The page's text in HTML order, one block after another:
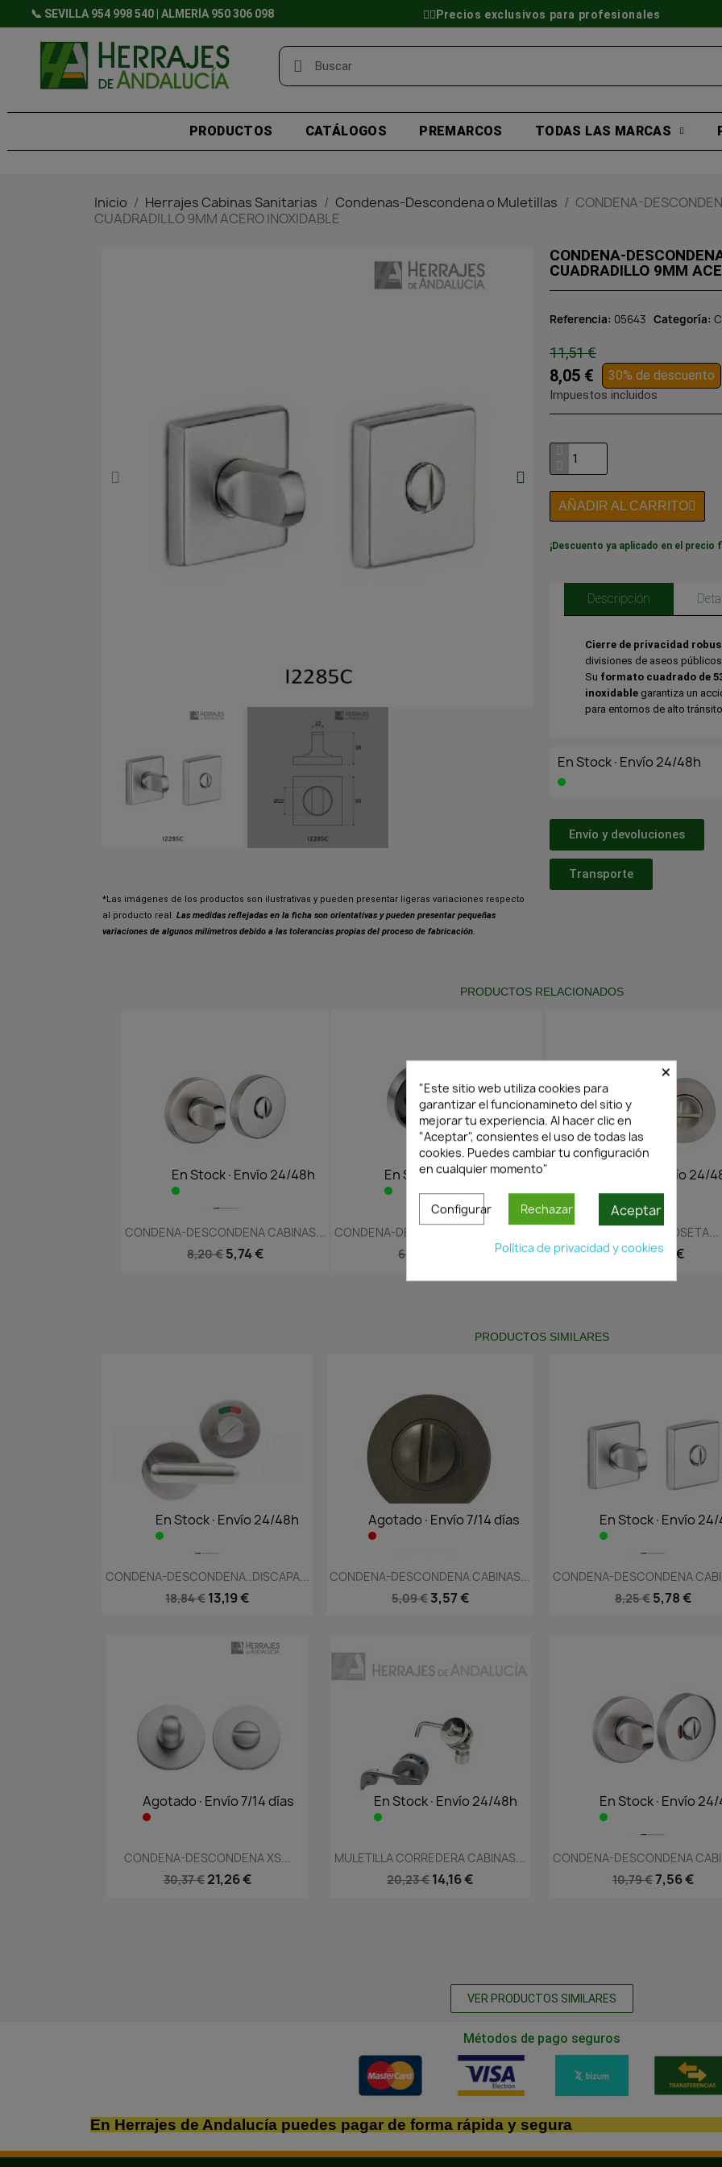
📞 SEVILLA 954 998 540 | ALMERÍA 950 306 098 👷‍♂️Precios exclusivos para profesionales
PRODUCTOS CATÁLOGOS PREMARCOS TODAS LAS MARCAS
Inicio Herrajes Cabinas Sanitarias Condenas-Descondena o Muletillas
CONDENA-
CUADRADILLO 9MM ACERO INOXIDABLE
*Las imágenes de los productos son ilustrativas y pueden presentar ligeras variaciones respecto
al producto real. Las medidas reflejadas en la ficha son orientativas y pueden presentar pequeñas
variaciones de algunos milímetros debido a las tolerancias propias del proceso de fabricación.
CONDENA-
CUADRADILLO 9MM
Referencia 05643 Categoría
11,51 €
8,05 € 30% de descuento
Impuestos incluidos
AÑADIR AL CARRITO
¡Descuento ya aplicado en el precio
Descripción
Cierre de privacidad
divisiones de aseos
Su formato cuadrado de
inoxidablegarantiza un
para entornos de alto
En Stock·Envío 24/48h
Envío y devoluciones
Transporte
PRODUCTOS RELACIONADOS
En Stock·Envío 24/48h
Vista rápida
CONDENA-DESCONDENA CABINAS...
8,20 € 5,74 €
En Stock·Envío 24/48h
 Vista rápida
CONDENA-DESCONDENA PUERTAS...
6,39 €
En Stock·Envío 24/
Vista rápida
MULETILLA CON ROSETA...
4,14 €2,90 €
PRODUCTOS SIMILARES
En Stock·Envío 24/48h
Vista rápida
CONDENA-DESCONDENA..DISCAPA...
18,84 € 13,19 €
Agotado·Envío 7/14 días
Vista rápida
CONDENA-DESCONDENA CABINAS...
5,09 € 3,57 €
En Stock·Envío
Vista rápida
CONDENA-DESCONDENA
8,25 € 5,78 €
Agotado·Envío 7/14 días
Vista rápida
CONDENA-DESCONDENA XS...
30,37 € 21,26 €
En Stock·Envío 24/48h
Vista rápida
MULETILLA CORREDERA CABINAS...
20,23 € 14,16 €
En Stock·Envío
Vista rápida
CONDENA-DESCONDENA
10,79 €7,56 €
VER PRODUCTOS SIMILARES
Métodos de pago seguros
En Herrajes de Andalucía puedes pagar de forma rápida y segura
×
"Este sitio web utiliza cookies para
garantizar el funcionamineto del sitio y
mejorar tu experiencia. Al hacer clic en
"Aceptar", consientes el uso de todas las
cookies. Puedes cambiar tu configuración
en cualquier momento"
Configurar Rechazar Aceptar
Política de privacidad y cookies